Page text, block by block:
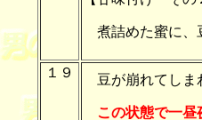
煮詰めた蜜に、
１９ 豆が崩れてしま
この状態で一昼